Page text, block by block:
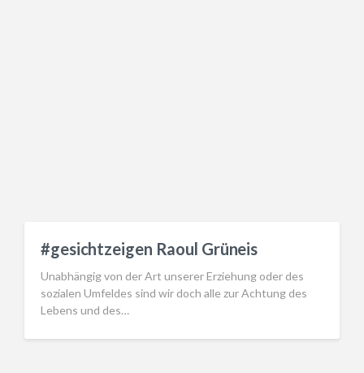
#gesichtzeigen Raoul Grüneis
Unabhängig von der Art unserer Erziehung oder des
sozialen Umfeldes sind wir doch alle zur Achtung des
Lebens und des…